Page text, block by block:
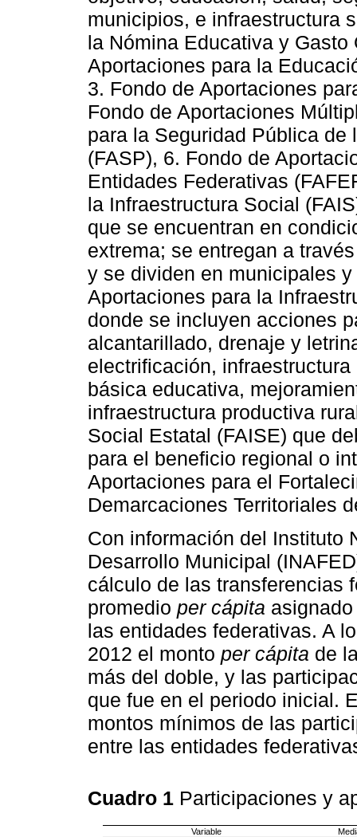
municipios, e infraestructura
la Nómina Educativa y
Aportaciones para la
3. Fondo de Aportaciones
Fondo de Aportaciones
para la Seguridad Pública
(FASP), 6. Fondo de
Entidades Federativas
la Infraestructura Social
que se encuentran en
extrema; se entregan a
y se dividen en municipales
Aportaciones para la
donde se incluyen acciones
alcantarillado, drenaje y
electrificación,
básica educativa,
infraestructura productiva
Social Estatal (FAISE) que
para el beneficio regional o
Aportaciones para el
Demarcaciones Territoriales
Con información del Instituto
Desarrollo Municipal
cálculo de las transferencias
promedio per cápita
las entidades federativas. A
2012 el monto per cápita de
más del doble, y las
que fue en el periodo inicial.
montos mínimos de las
entre las entidades
Cuadro 1 Participaciones y
Variable